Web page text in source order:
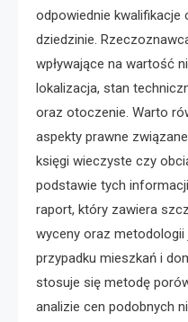
odpowiednie kwalifikacje
dziedzinie.
wpływające na wartość
lokalizacja, stan
oraz otoczenie. Warto
aspekty prawne
księgi wieczyste czy
podstawie tych
raport, który zawiera
wyceny oraz metodologii
przypadku mieszkań i
stosuje się metodę
analizie cen podobnych